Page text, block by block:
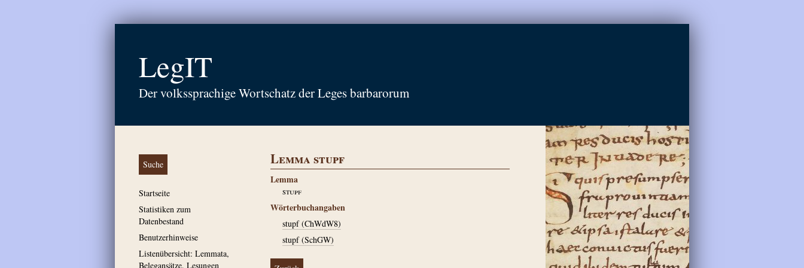
LegIT
Der volkssprachige Wortschatz der Leges barbarorum
Suche
Startseite
Statistiken zum
Datenbestand
Benutzerhinweise
Listenübersicht: Lemmata,
Belegansätze, Lesungen
Lemma stupf
Lemma
stupf
Wörterbuchangaben
stupf (ChWdW8)
stupf (SchGW)